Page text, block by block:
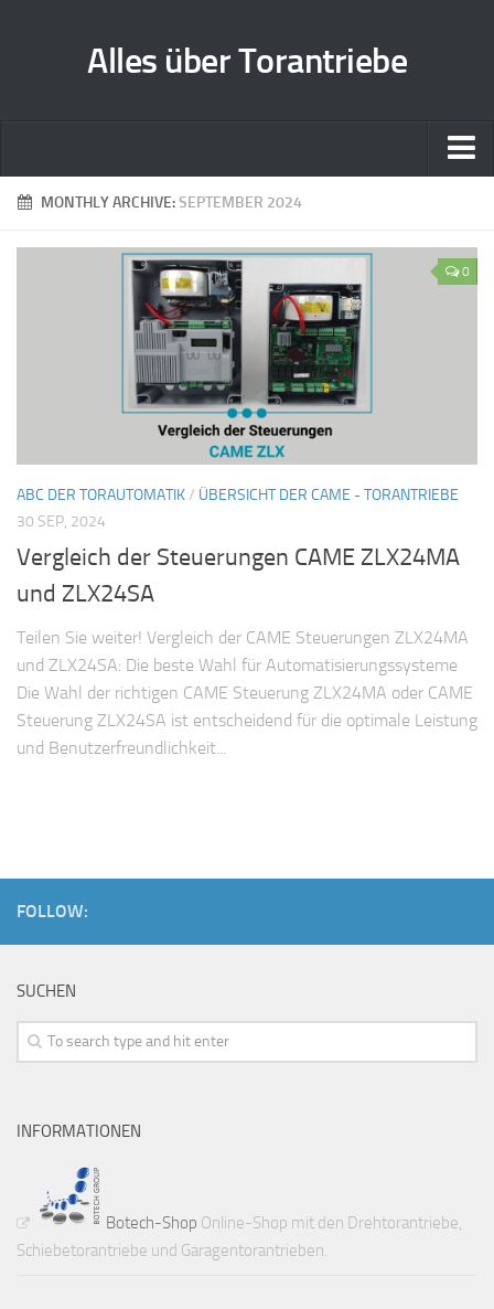
Alles über Torantriebe
HomeMONTHLY ARCHIVE:SEPTEMBER 2024
0
ABC DER TORAUTOMATIK/ ÜBERSICHT DER CAME - TORANTRIEBE
30 SEP, 2024
Vergleich der Steuerungen CAME ZLX24MA
und ZLX24SA
Teilen Sie weiter! Vergleich der CAME Steuerungen ZLX24MA
und ZLX24SA: Die beste Wahl für Automatisierungssysteme
Die Wahl der richtigen CAME Steuerung ZLX24MA oder CAME
Steuerung ZLX24SA ist entscheidend für die optimale Leistung
und Benutzerfreundlichkeit...
FOLLOW:
SUCHEN
INFORMATIONEN
Botech-Shop Online-Shop mit den Drehtorantriebe,
Schiebetorantriebe und Garagentorantrieben.